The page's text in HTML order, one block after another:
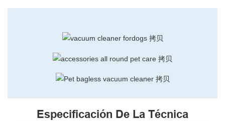
Especificación De La Técnica